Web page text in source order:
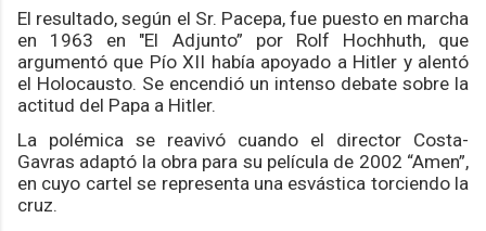
El resultado, según el Sr. Pacepa, fue puesto en marcha
en 1963 en "El Adjunto” por Rolf Hochhuth, que
argumentó que Pío XII había apoyado a Hitler y alentó
el Holocausto. Se encendió un intenso debate sobre la
actitud del Papa a Hitler.
La polémica se reavivó cuando el director Costa-
Gavras adaptó la obra para su película de 2002 “Amen”,
en cuyo cartel se representa una esvástica torciendo la
cruz.